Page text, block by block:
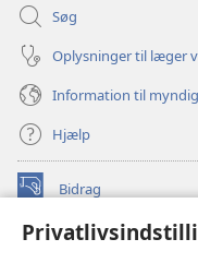
Søg
Oplysninger til læger
Information til
Hjælp
Bidrag
(åbner
vindue)Watchtower ONLINE